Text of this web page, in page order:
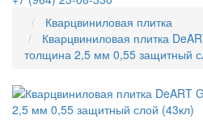
Кварцвиниловая плитка
Кварцвиниловая плитка
толщина 2,5 мм 0,55 защитный